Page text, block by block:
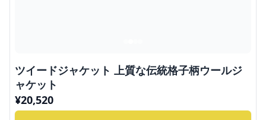
ツイードジャケット 上質な伝統格子柄ウールジ
ャケット
¥20,520